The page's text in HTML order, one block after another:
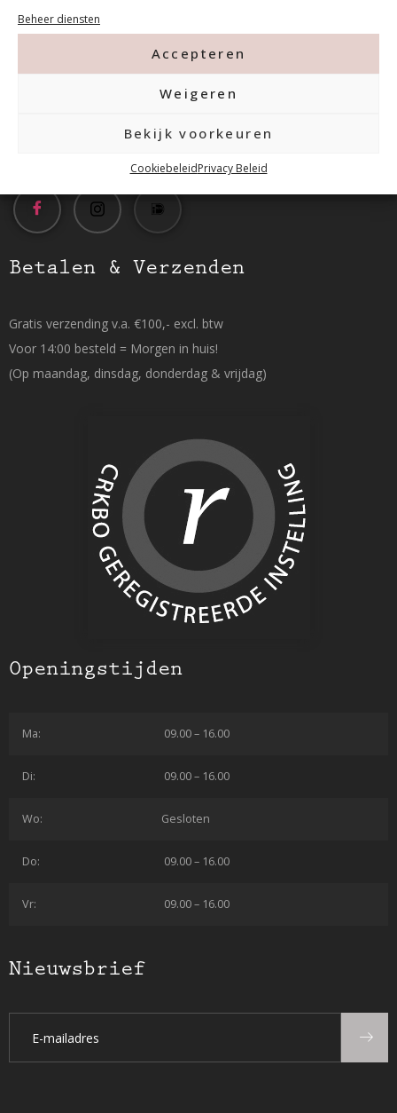
Beheer diensten
Accepteren
Weigeren
Bekijk voorkeuren
CookiebeleidPrivacy Beleid
info@mfacademy.nl
Betalen & Verzenden
Gratis verzending v.a. €100,- excl. btw
Voor 14:00 besteld = Morgen in huis!
(Op maandag, dinsdag, donderdag & vrijdag)
Openingstijden
Ma: 09.00 – 16.00
Di: 09.00 – 16.00
Wo: Gesloten
Do: 09.00 – 16.00
Vr: 09.00 – 16.00
Nieuwsbrief